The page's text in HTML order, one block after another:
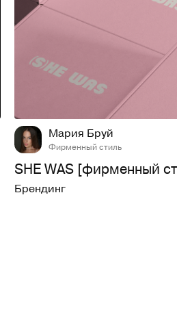
Мария Бруй
Фирменный стиль
SHE WAS [фирменный
Брендинг